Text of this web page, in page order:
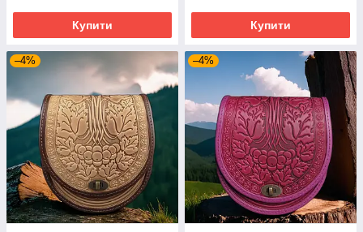
Купити Купити
–4% –4%